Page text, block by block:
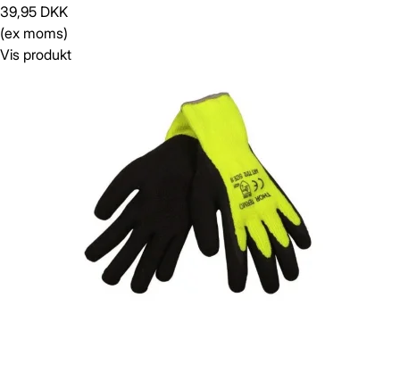
39,95 DKK
(ex moms)
Vis produkt